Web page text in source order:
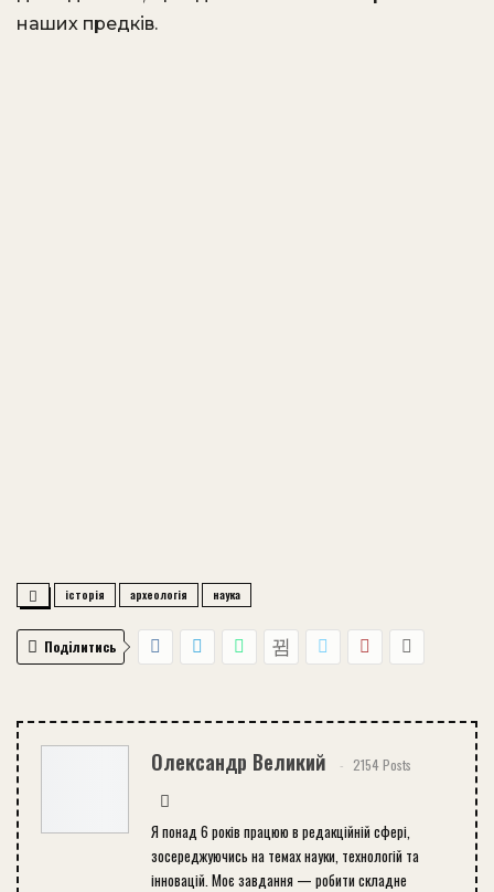
наших предків.
історія археологія наука
Поділитись
Олександр Великий 2154 Posts
Я понад 6 років працюю в редакційній сфері,
зосереджуючись на темах науки, технологій та
інновацій. Моє завдання — робити складне